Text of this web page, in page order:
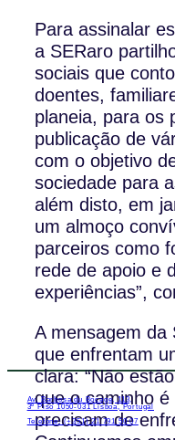
Para assinalar
a SERaro
sociais que
doentes,
planeia, para os
publicação de
com o objetivo
sociedade para
além disto, em
um almoço
parceiros como
rede de apoio e
experiências”,
A mensagem da
que enfrentam
clara: “Não
que o caminho
precisam de
Av. Barbosa du Bocage, 113,
3º Piso 1050-031 Lisboa, Portugal
Telefone: (+351) 21 791 50 07